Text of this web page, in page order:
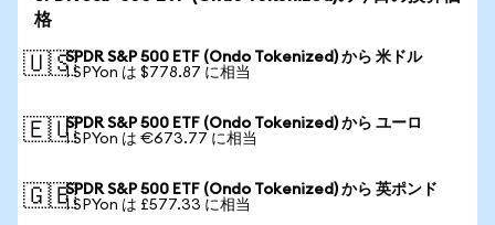
格
🇺🇸SPDR S&P 500 ETF (Ondo Tokenized) から 米ドル
1 SPYon は $778.87 に相当
🇪🇺SPDR S&P 500 ETF (Ondo Tokenized) から ユーロ
1 SPYon は €673.77 に相当
🇬🇧SPDR S&P 500 ETF (Ondo Tokenized) から 英ポンド
1 SPYon は £577.33 に相当